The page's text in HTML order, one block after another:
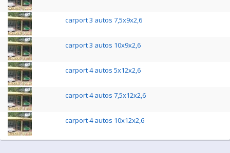
carport 3 autos 7,5x9x2,6
carport 3 autos 10x9x2,6
carport 4 autos 5x12x2,6
carport 4 autos 7,5x12x2,6
carport 4 autos 10x12x2,6